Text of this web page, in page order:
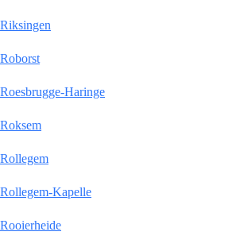
Riksingen
Roborst
Roesbrugge-Haringe
Roksem
Rollegem
Rollegem-Kapelle
Rooierheide